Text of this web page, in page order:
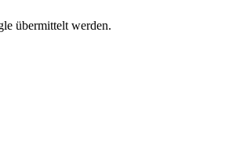
übermittelt werden.